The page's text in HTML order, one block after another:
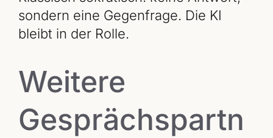
sondern eine Gegenfrage. Die KI
bleibt in der Rolle.
Weitere
Gesprächspartn